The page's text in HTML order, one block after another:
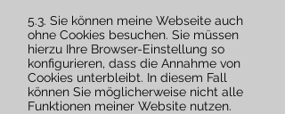
5.3. Sie können meine Webseite auch
ohne Cookies besuchen. Sie müssen
hierzu Ihre Browser-Einstellung so
konfigurieren, dass die Annahme von
Cookies unterbleibt. In diesem Fall
können Sie möglicherweise nicht alle
Funktionen meiner Website nutzen.